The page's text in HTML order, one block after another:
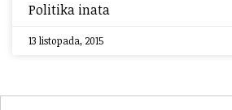
Politika inata
13 listopada, 2015